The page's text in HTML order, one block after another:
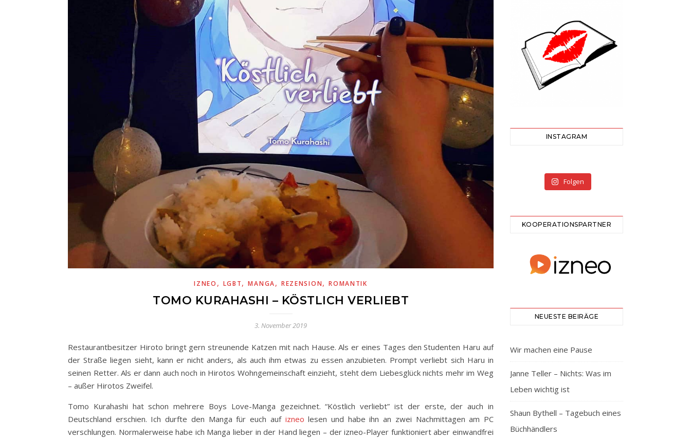
IZNEO , LGBT,MANGA, REZENSION,ROMANTIK
TOMO KURAHASHI – KÖSTLICH VERLIEBT
3. November 2019
Restaurantbesitzer Hiroto bringt gern streunende Katzen mit nach Hause. Als er eines Tages den Studenten Haru auf
der Straße liegen sieht, kann er nicht anders, als auch ihm etwas zu essen anzubieten. Prompt verliebt sich Haru in
seinen Retter. Als er dann auch noch in Hirotos Wohngemeinschaft einzieht, steht dem Liebesglück nichts mehr im Weg
– außer Hirotos Zweifel.
Tomo Kurahashi hat schon mehrere Boys Love-Manga gezeichnet. “Köstlich verliebt” ist der erste, der auch in
Deutschland erschien. Ich durfte den Manga für euch auf izneo lesen und habe ihn an zwei Nachmittagen am PC
verschlungen. Normalerweise habe ich Manga lieber in der Hand liegen – der izneo-Player funktioniert aber einwandfrei
INSTAGRAM
Folgen
KOOPERATIONSPARTNER
NEUESTE BEIRÄGE
Wir machen eine Pause
Janne Teller – Nichts: Was im
Leben wichtig ist
Shaun Bythell – Tagebuch eines
Büchhändlers